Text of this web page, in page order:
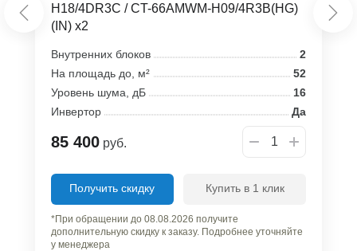
H18/4DR3C / CT-66AMWM-H09/4R3B(HG)
(IN) x2
Внутренних блоков
2
На площадь до, м²
52
Уровень шума, дБ
16
Инвертор
Да
85 400 руб.
Получить скидку Купить в 1 клик
*При обращении до 08.08.2026 получите
дополнительную скидку к заказу. Подробнее уточняйте
у менеджера